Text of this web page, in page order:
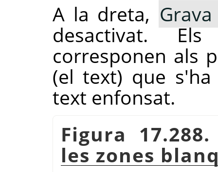
A la dreta,
desactivat.
corresponen als
(el text) que
text enfonsat.
Figura
les zones